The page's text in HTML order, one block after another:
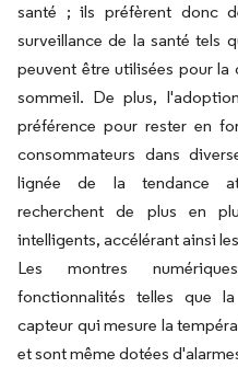
santé ; ils préfèrent donc
surveillance de la santé tels
peuvent être utilisées pour
sommeil. De plus,
préférence pour rester en
consommateurs dans
lignée de la tendance
recherchent de plus en
intelligents, accélérant ainsi
Les montres
fonctionnalités telles que
capteur qui mesure la
et sont même dotées